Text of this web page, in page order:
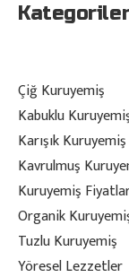
Çiğ Kuruyemiş
Kabuklu
Karışık Kuruyemiş
Kavrulmuş
Kuruyemiş
Organik
Tuzlu Kuruyemiş
Yöresel Lezzetler